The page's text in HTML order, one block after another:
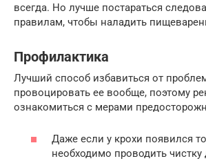
всегда. Но лучше постараться
правилам, чтобы наладить
Профилактика
Лучший способ избавиться от
провоцировать ее вообще, поэтому
ознакомиться с мерами
Даже если у крохи появился
необходимо проводить чистку